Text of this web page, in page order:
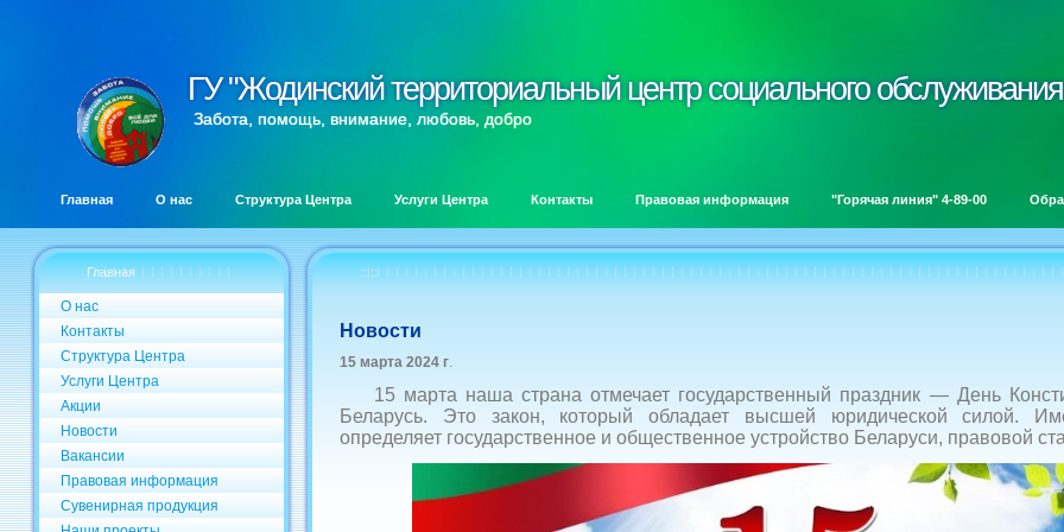
ГУ "Жодинский территориальный центр социального
ГУ "Жодинский территориальный центр социального
Забота, помощь, внимание, любовь, добро
Главная О нас Структура Центра Услуги Центра Контакты Правовая информация "Горячая линия" 4-89-00
Главная
О нас
Контакты
Структура Центра
Услуги Центра
Акции
Новости
Вакансии
Правовая информация
Сувенирная продукция
:: ::
Новости
15 марта 2024 г.
15 марта наша страна отмечает государственный праздник — День
Беларусь. Это закон, который обладает высшей юридической силой.
определяет государственное и общественное устройство Беларуси, правовой